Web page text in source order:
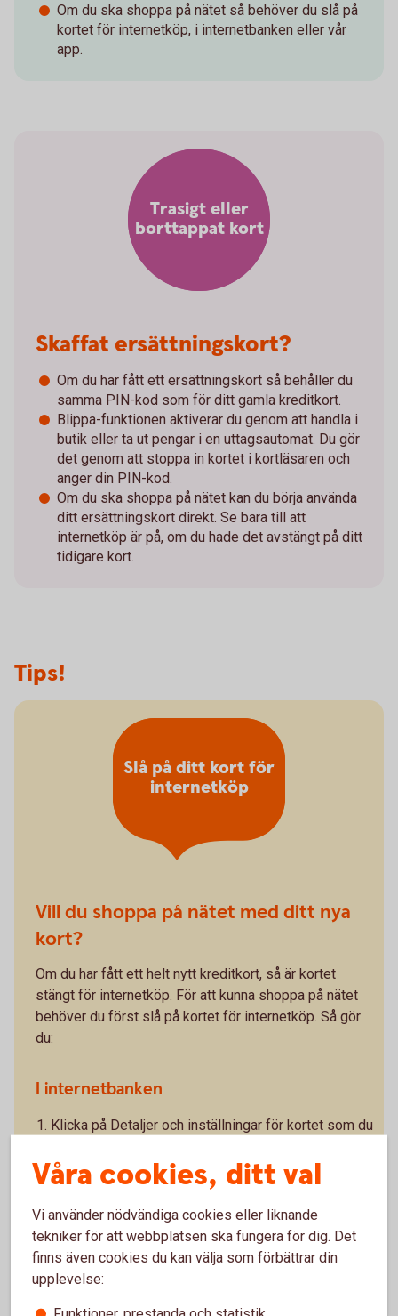
Om du ska shoppa på nätet så behöver du slå på
kortet för internetköp, i internetbanken eller vår
app.
Trasigt eller
borttappat kort
Skaffat ersättningskort?
Om du har fått ett ersättningskort så behåller du
samma PIN-kod som för ditt gamla kreditkort.
Blippa-funktionen aktiverar du genom att handla i
butik eller ta ut pengar i en uttagsautomat. Du gör
det genom att stoppa in kortet i kortläsaren och
anger din PIN-kod.
Om du ska shoppa på nätet kan du börja använda
ditt ersättningskort direkt. Se bara till att
internetköp är på, om du hade det avstängt på ditt
tidigare kort.
Tips!
Slå på ditt kort för
internetköp
Vill du shoppa på nätet med ditt nya
kort?
Om du har fått ett helt nytt kreditkort, så är kortet
stängt för internetköp. För att kunna shoppa på nätet
behöver du först slå på kortet för internetköp. Så gör
du:
I internetbanken
Klicka på Detaljer och inställningar för kortet som du
Under Kortinställningar – klicka på reglaget för
internetköp så det ändras till På.
I vår app
Klicka på Kortinställningar/Internetköp.
Klicka på reglaget för Internetköp så det ändras till
Våra cookies, ditt val
Vi använder nödvändiga cookies eller liknande
tekniker för att webbplatsen ska fungera för dig. Det
finns även cookies du kan välja som förbättrar din
upplevelse: